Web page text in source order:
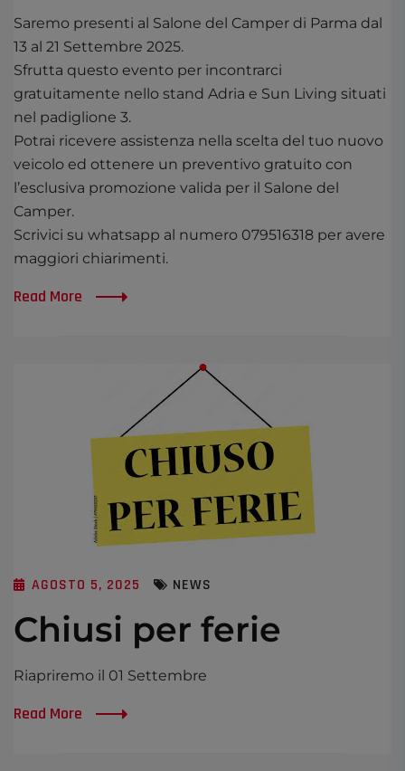
Saremo presenti al Salone del Camper di Parma dal
13 al 21 Settembre 2025.
Sfrutta questo evento per incontrarci
gratuitamente nello stand Adria e Sun Living situati
nel padiglione 3.
Potrai ricevere assistenza nella scelta del tuo nuovo
veicolo ed ottenere un preventivo gratuito con
l’esclusiva promozione valida per il Salone del
Camper.
Scrivici su whatsapp al numero 079516318 per avere
maggiori chiarimenti.
Read More
AGOSTO 5, 2025 NEWS
Chiusi per ferie
Riapriremo il 01 Settembre
Read More